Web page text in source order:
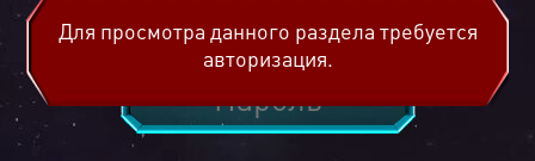
Для просмотра данного раздела требуется
авторизация.